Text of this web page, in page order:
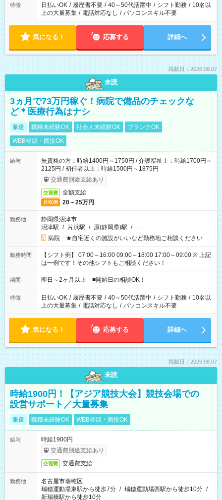
特徴 日払いOK / 履歴書不要 / 40～50代活躍中 / シフト勤務 / 10名以
上の大量募集 / 電話対応なし / パソコンスキル不要
気になる！ 応募する 詳細へ
掲載日：2026.08.07
未読
3ヵ月で73万円稼ぐ！病院で備品のチェックな
ど＊医療行為はナシ
派遣 職種未経験OK 社会人未経験OK
ブランクOK
WEB登録・面接OK
給与
無資格の方：時給1400円～1750円 / 介護福祉士：時給1700円～
2125円 / 初任者以上：時給1500円～1875円
交通費別途支給あり
交通費 全額支給
月収例 20～25万円
勤務地
静岡県沼津市
沼津駅 / 片浜駅 / 原(静岡県)駅 / …
病院 ★自宅近くの施設がいいなど勤務地ご相談ください
勤務時間
【シフト例】 07:00～16:00 09:00～18:00 17:00～09:00 ※ 上記
は一例です！その他シフトもご相談ください！
期間 即日～2ヶ月以上 ■開始日の相談OK！
特徴 日払いOK / 履歴書不要 / 40～50代活躍中 / シフト勤務 / 10名以
上の大量募集 / 電話対応なし / パソコンスキル不要
気になる！ 応募する 詳細へ
掲載日：2026.08.07
未読
時給1900円！【アジア競技大会】競技会場での
設営サポート／大量募集
派遣 職種未経験OK WEB登録・面接OK
給与
時給1900円
交通費別途支給あり
交通費 交通費支給
勤務地
名古屋市瑞穂区
瑞穂運動場東駅から徒歩7分 / 瑞穂運動場西駅から徒歩10分 /
新瑞橋駅から徒歩10分